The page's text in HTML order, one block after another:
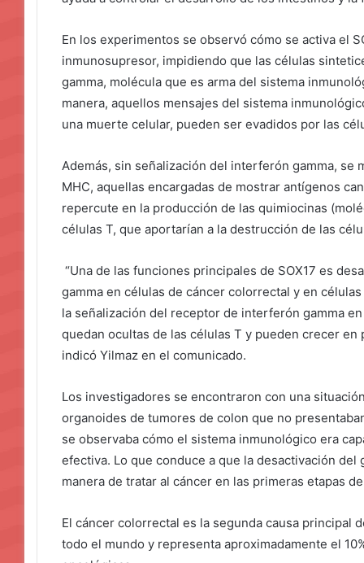
En los experimentos se observó cómo se activa el
inmunosupresor, impidiendo que las células
gamma, molécula que es arma del sistema
manera, aquellos mensajes del sistema
una muerte celular, pueden ser evadidos por las
Además, sin señalización del interferón gamma, se
MHC, aquellas encargadas de mostrar antígenos
repercute en la producción de las quimiocinas
células T, que aportarían a la destrucción de las
“Una de las funciones principales de SOX17 es
gamma en células de cáncer colorrectal y en
la señalización del receptor de interferón gamma
quedan ocultas de las células T y pueden crecer
indicó Yilmaz en el comunicado.
Los investigadores se encontraron con una
organoides de tumores de colon que no
se observaba cómo el sistema inmunológico era
efectiva. Lo que conduce a que la desactivación del
manera de tratar al cáncer en las primeras etapas
El cáncer colorrectal es la segunda causa principal
todo el mundo y representa aproximadamente el